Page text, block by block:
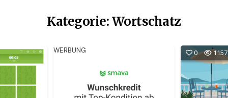
Kategorie:Wortschatz
WERBUNG 0 1157